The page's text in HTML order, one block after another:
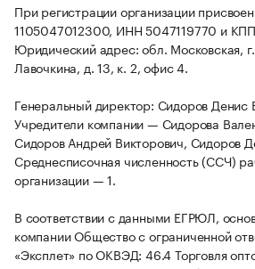
При регистрации организации
1105047012300, ИНН 5047119770 и
Юридический адрес: обл. Московская,
Лавочкина, д. 13, к. 2, офис 4.
Генеральный директор: Сидоров Денис
Учредители компании — Сидорова
Сидоров Андрей Викторович, Сидоров
Среднесписочная численность (ССЧ)
организации — 1.
В соответствии с данными ЕГРЮЛ,
компании Общество с ограниченной
«Эксплет» по ОКВЭД: 46.4 Торговля